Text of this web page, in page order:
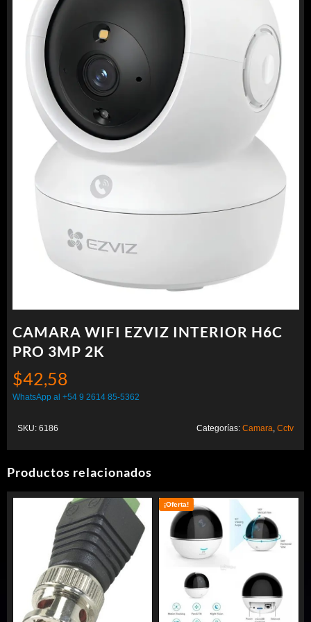
CAMARA WIFI EZVIZ INTERIOR H6C
PRO 3MP 2K
$42,58
WhatsApp al +54 9 2614 85-5362
SKU: 6186 Categorías: Camara, Cctv
Productos relacionados
¡Oferta!